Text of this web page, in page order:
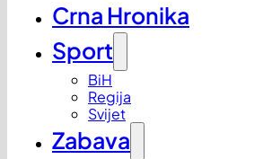
Crna Hronika
Sport
BiH
Regija
Svijet
Zabava